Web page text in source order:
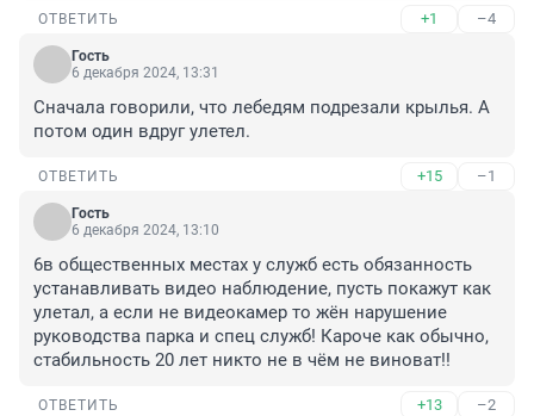
ОТВЕТИТЬ +1 –4
Гость
6 декабря 2024, 13:31
Сначала говорили, что лебедям подрезали крылья. А
потом один вдруг улетел.
ОТВЕТИТЬ +15 –1
Гость
6 декабря 2024, 13:10
6в общественных местах у служб есть обязанность
устанавливать видео наблюдение, пусть покажут как
улетал, а если не видеокамер то жён нарушение
руководства парка и спец служб! Кароче как обычно,
стабильность 20 лет никто не в чём не виноват!!
ОТВЕТИТЬ +13 –2